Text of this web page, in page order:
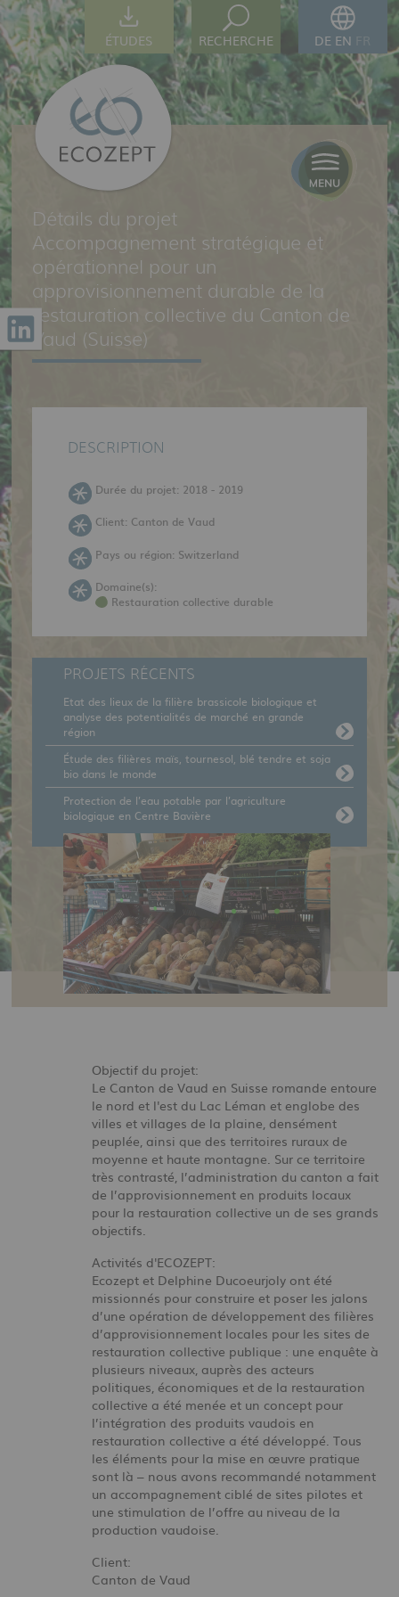
ÉTUDES RECHERCHE DE EN
Détails du projet
Accompagnement stratégique et
opérationnel pour un
approvisionnement durable de la
restauration collective du Canton de
Vaud (Suisse)
DESCRIPTION
Durée du projet: 2018 - 2019
Client: Canton de Vaud
Pays ou région: Switzerland
Domaine(s):
Restauration collective durable
PROJETS RÉCENTS
Etat des lieux de la filière brassicole biologique et
analyse des potentialités de marché en grande
région
Étude des filières maïs, tournesol, blé tendre et soja
bio dans le monde
Protection de l’eau potable par l’agriculture
biologique en Centre Bavière
Objectif du projet:
Le Canton de Vaud en Suisse romande entoure
le nord et l'est du Lac Léman et englobe des
villes et villages de la plaine, densément
peuplée, ainsi que des territoires ruraux de
moyenne et haute montagne. Sur ce territoire
très contrasté, l’administration du canton a fait
de l’approvisionnement en produits locaux
pour la restauration collective un de ses grands
objectifs.
Activités d'ECOZEPT:
Ecozept et Delphine Ducoeurjoly ont été
missionnés pour construire et poser les jalons
d’une opération de développement des filières
d’approvisionnement locales pour les sites de
restauration collective publique : une enquête à
plusieurs niveaux, auprès des acteurs
politiques, économiques et de la restauration
collective a été menée et un concept pour
l’intégration des produits vaudois en
restauration collective a été développé. Tous
les éléments pour la mise en œuvre pratique
sont là – nous avons recommandé notamment
un accompagnement ciblé de sites pilotes et
une stimulation de l’offre au niveau de la
production vaudoise.
Client:
Canton de Vaud